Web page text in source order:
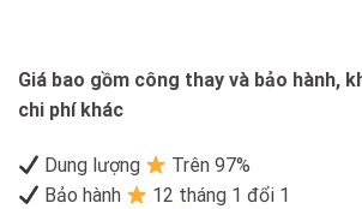
Giá bao gồm công thay và bảo hành,
chi phí khác
Dung lượng
Trên 97%
Bảo hành
12 tháng 1 đổi 1